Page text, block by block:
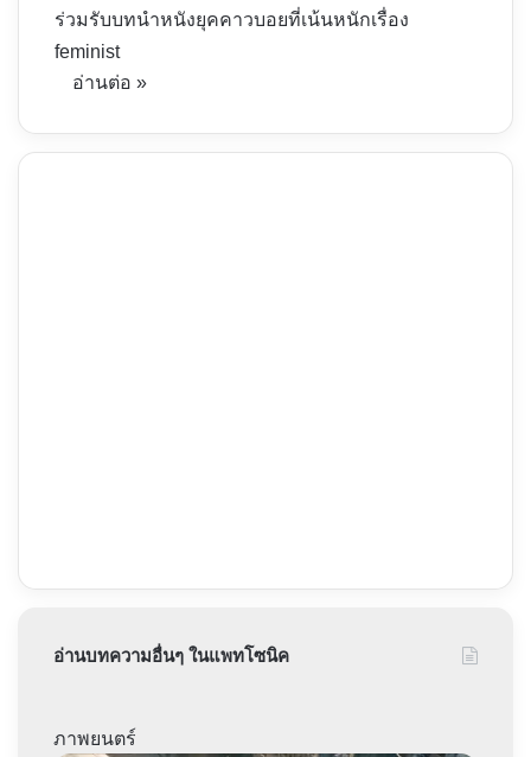
ร่วมรับบทนำหนังยุคคาวบอยที่เน้นหนักเรื่อง
feminist
อ่านต่อ »
อ่านบทความอื่นๆ ในแพทโซนิค
ภาพยนตร์